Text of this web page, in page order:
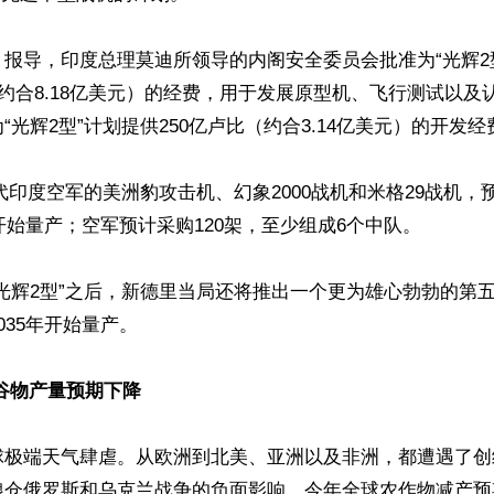
导，印度总理莫迪所领导的内阁安全委员会批准为“光辉2
合8.18亿美元）的经费，用于发展原型机、飞行测试以及
光辉2型”计划提供250亿卢比（约合3.14亿美元）的开发经
印度空军的美洲豹攻击机、幻象2000战机和米格29战机，
量产；空军预计采购120架，至少组成6个中队。
辉2型”之后，新德里当局还将推出一个更为雄心勃勃的第
年开始量产。
物产量预期下降
端天气肆虐。从欧洲到北美、亚洲以及非洲，都遭遇了